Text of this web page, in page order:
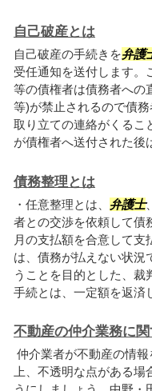
自己破産とは
自己破産の手続きを弁護
受任通知を送付します。
等の債権者は債務者への
等)が禁止されるので債
取り立ての連絡がくるこ
が債権者へ送付された後
債務整理とは
・任意整理とは、 弁護士
者との交渉を依頼して債
月の支払額を合意して支
は、債務が払えない状況
うことを目的とした、裁
手続とは、一定額を返済
不動産の仲介業務に
仲介業者が不動産の情
上、不透明な点がある場